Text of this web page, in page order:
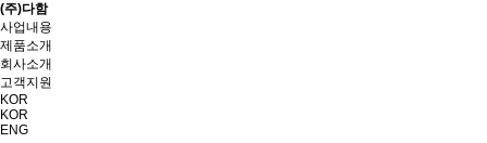
(주)다함
사업내용
제품소개
회사소개
고객지원
KOR
KOR
ENG